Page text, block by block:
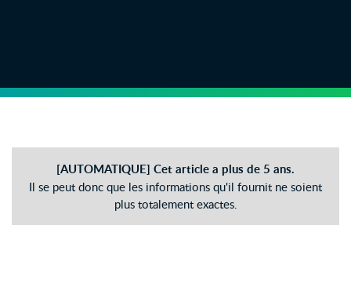
[AUTOMATIQUE] Cet article a plus de 5 ans.
Il se peut donc que les informations qu'il fournit ne soient
plus totalement exactes.